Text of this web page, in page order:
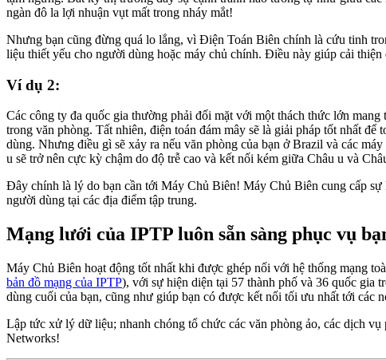
ngàn đô la lợi nhuận vụt mất trong nháy mắt!
Nhưng bạn cũng đừng quá lo lắng, vì Điện Toán Biên chính là cứu tinh
liệu thiết yếu cho người dùng hoặc máy chủ chính. Điều này giúp cải
Ví dụ 2:
Các công ty đa quốc gia thường phải đối mặt với một thách thức lớn
trong văn phòng. Tất nhiên, điện toán đám mây sẽ là giải pháp tốt nhất
dùng. Nhưng điều gì sẽ xảy ra nếu văn phòng của bạn ở Brazil và các
u sẽ trở nên cực kỳ chậm do độ trễ cao và kết nối kém giữa Châu u và
Đây chính là lý do bạn cần tới Máy Chủ Biên! Máy Chủ Biên cung cấp sự
người dùng tại các địa điểm tập trung.
Mạng lưới của IPTP luôn sẵn sàng phục vụ
Máy Chủ Biên hoạt động tốt nhất khi được ghép nối với hệ thống mạng
bản đồ mạng của IPTP), với sự hiện diện tại 57 thành phố và 36 quốc gia
dùng cuối của bạn, cũng như giúp bạn có được kết nối tối ưu nhất tới các
Lập tức xử lý dữ liệu; nhanh chóng tổ chức các văn phòng ảo, các dịch
Networks!